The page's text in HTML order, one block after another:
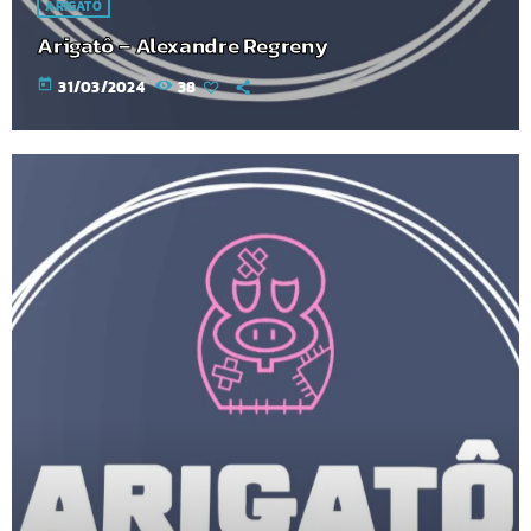
ARIGATÔ
Arigatô – Alexandre Regreny
today 31/03/2024 38